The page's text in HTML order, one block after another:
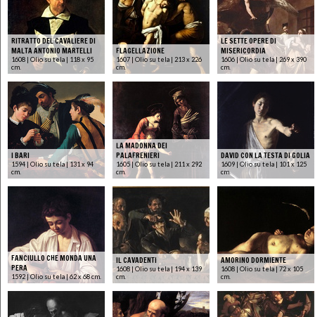
RITRATTO DEL CAVALIERE DI
MALTA ANTONIO MARTELLI
1608 | Olio su tela | 118 x 95
cm.
FLAGELLAZIONE
1607 | Olio su tela | 213 x 226
cm.
LE SETTE OPERE DI
MISERICORDIA
1606 | Olio su tela | 269 x 390
cm.
I BARI
1594 | Olio su tela | 131 x 94
cm.
LA MADONNA DEI
PALAFRENIERI
1605 | Olio su tela | 211 x 292
cm.
DAVID CON LA TESTA DI GOLIA
1609 | Olio su tela | 101 x 125
cm.
FANCIULLO CHE MONDA UNA
PERA
1592 | Olio su tela | 62 x 68 cm.
IL CAVADENTI
1608 | Olio su tela | 194 x 139
cm.
AMORINO DORMIENTE
1608 | Olio su tela | 72 x 105
cm.